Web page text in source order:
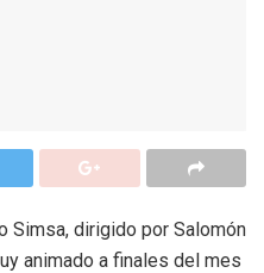
Simsa, dirigido por Salomón
animado a finales del mes